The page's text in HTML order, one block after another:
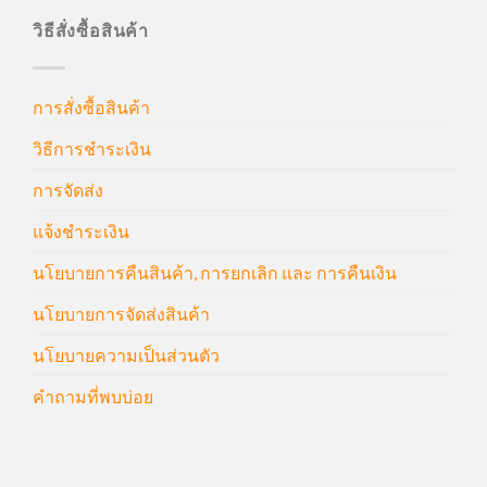
วิธีสั่งซื้อสินค้า
การสั่งซื้อสินค้า
วิธีการชำระเงิน
การจัดส่ง
แจ้งชำระเงิน
นโยบายการคืนสินค้า, การยกเลิก และ การคืนเงิน
นโยบายการจัดส่งสินค้า
นโยบายความเป็นส่วนตัว
คำถามที่พบบ่อย